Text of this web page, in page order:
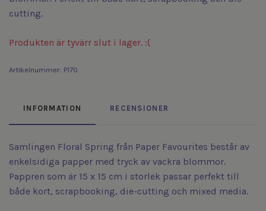
cutting.
Produkten är tyvärr slut i lager. :(
Artikelnummer: P170
INFORMATION RECENSIONER
Samlingen Floral Spring från Paper Favourites består av
enkelsidiga papper med tryck av vackra blommor.
Pappren som är 15 x 15 cm i storlek passar perfekt till
både kort, scrapbooking, die-cutting och mixed media.